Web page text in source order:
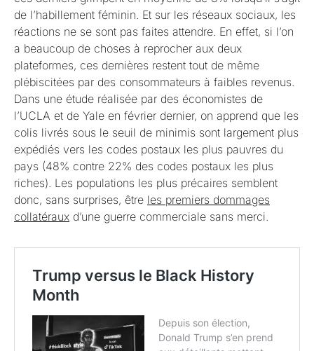
de l’habillement féminin. Et sur les réseaux sociaux, les
réactions ne se sont pas faites attendre. En effet, si l’on
a beaucoup de choses à reprocher aux deux
plateformes, ces dernières restent tout de même
plébiscitées par des consommateurs à faibles revenus.
Dans une étude réalisée par des économistes de
l’UCLA et de Yale en février dernier, on apprend que les
colis livrés sous le seuil de minimis sont largement plus
expédiés vers les codes postaux les plus pauvres du
pays (48% contre 22% des codes postaux les plus
riches). Les populations les plus précaires semblent
donc, sans surprises, être les premiers dommages
collatéraux d’une guerre commerciale sans merci.